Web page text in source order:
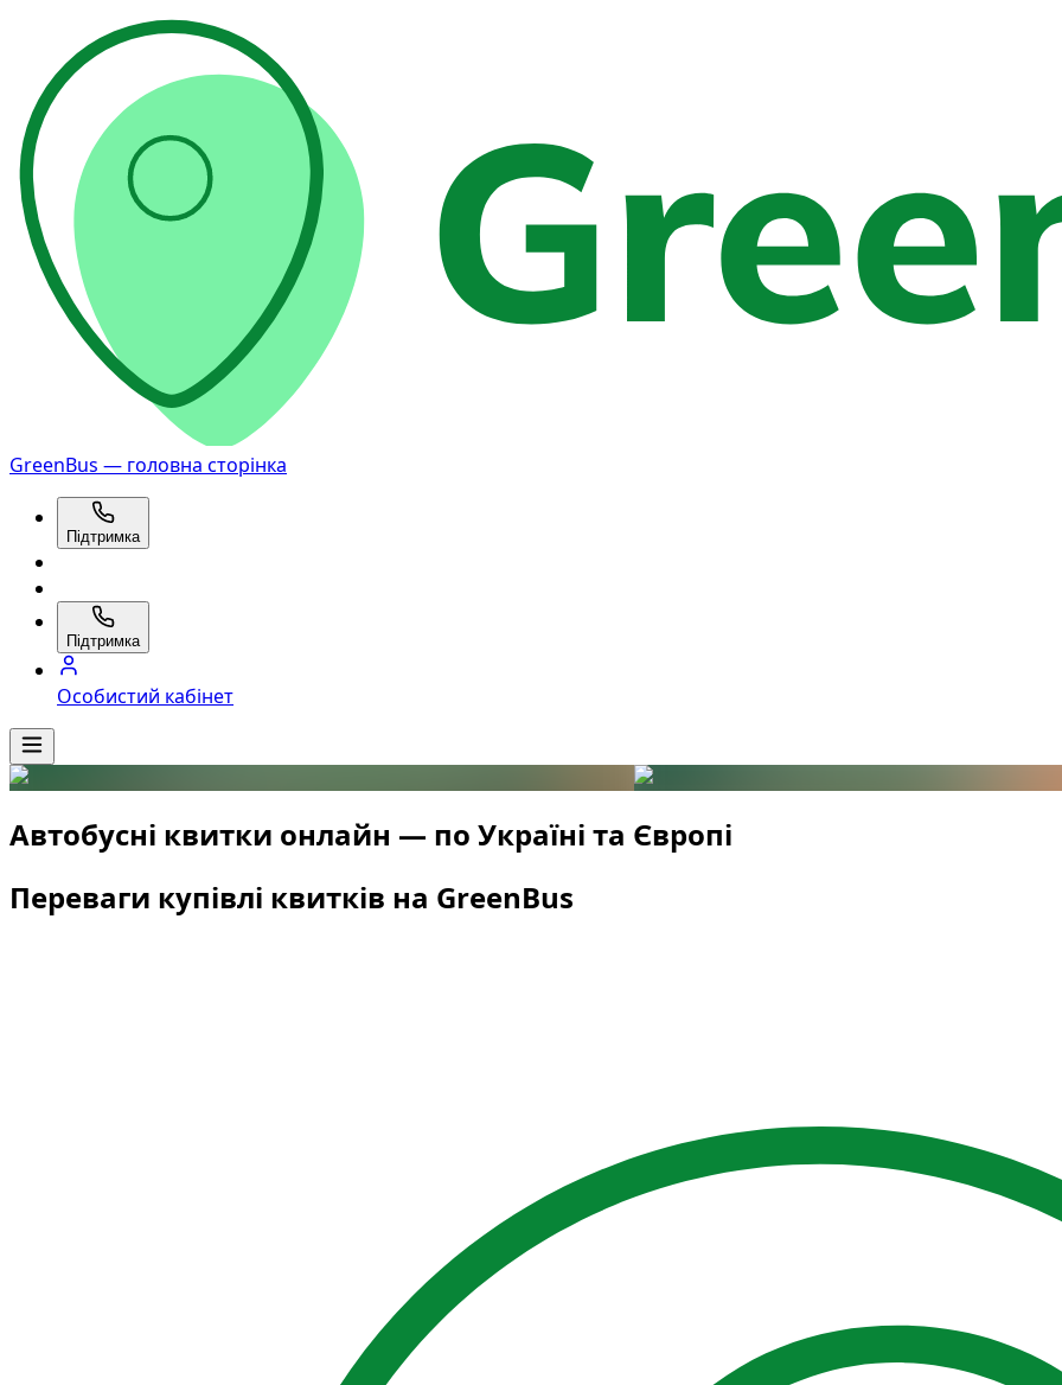
GreenBus — головна сторінка
Підтримка
Підтримка
Особистий кабінет
Автобусні квитки онлайн — по Україні та Європі
Переваги купівлі квитків на GreenBus